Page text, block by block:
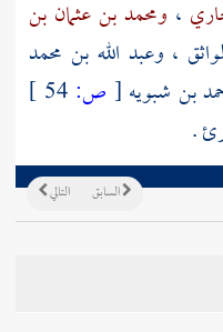
، ومحمد بن عثمان بن
، وعبد الله بن محمد
بن شبويه [ ص:
.
التالي السابق